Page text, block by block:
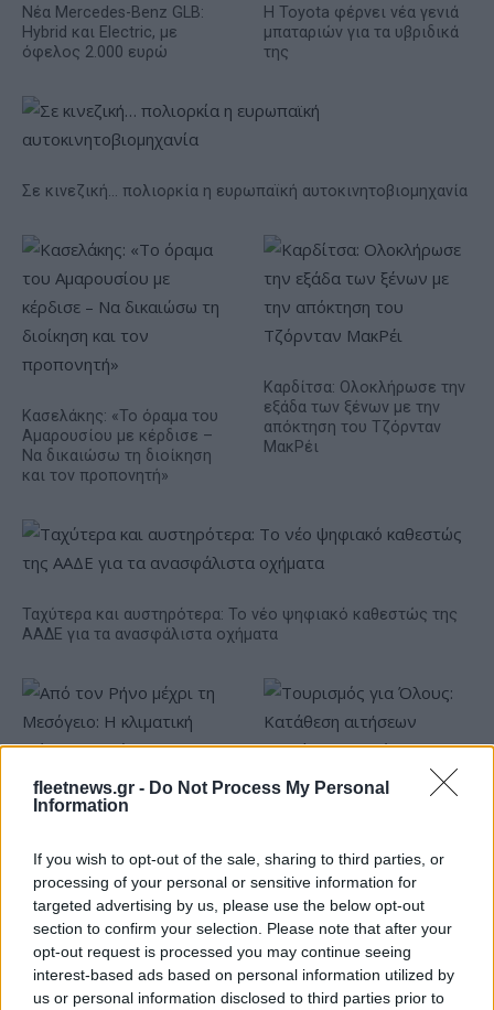
fleetnews.gr - Do Not Process My Personal
Information
If you wish to opt-out of the sale, sharing to third parties, or
processing of your personal or sensitive information for
targeted advertising by us, please use the below opt-out
section to confirm your selection. Please note that after your
opt-out request is processed you may continue seeing
interest-based ads based on personal information utilized by
us or personal information disclosed to third parties prior to
Νέα Mercedes-Benz GLB:
Hybrid και Electric, με
όφελος 2.000 ευρώ
Η Toyota φέρνει νέα γενιά
μπαταριών για τα υβριδικά
της
Σε κινεζική… πολιορκία η ευρωπαϊκή αυτοκινητοβιομηχανία
Κασελάκης: «Το όραμα του
Αμαρουσίου με κέρδισε –
Να δικαιώσω τη διοίκηση
και τον προπονητή»
Καρδίτσα: Ολοκλήρωσε την
εξάδα των ξένων με την
απόκτηση του Τζόρνταν
ΜακΡέι
Ταχύτερα και αυστηρότερα: Το νέο ψηφιακό καθεστώς της
ΑΑΔΕ για τα ανασφάλιστα οχήματα
Μεσόγειο: Η κλιματική
κρίση παραλύει την
ευρωπαϊκή οικονομία
Kατάθεση αιτήσεων
ανεξάρτητα από το
τελευταίο ψηφίο του ΑΦΜ